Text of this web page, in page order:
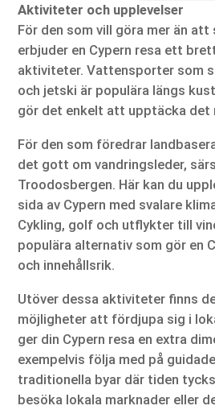
Aktiviteter och upplevelser
För den som vill göra mer än att
erbjuder en Cypern resa ett
aktiviteter. Vattensporter som
och jetski är populära längs
gör det enkelt att upptäcka det
För den som föredrar
det gott om vandringsleder,
Troodosbergen. Här kan du
sida av Cypern med svalare
Cykling, golf och utflykter till
populära alternativ som gör en
och innehållsrik.
Utöver dessa aktiviteter finns
möjligheter att fördjupa sig i
ger din Cypern resa en extra
exempelvis följa med på
traditionella byar där tiden
besöka lokala marknader eller